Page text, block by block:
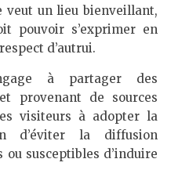
veut un lieu bienveillant,
pouvoir s’exprimer en
d’autrui.
à partager des
provenant de sources
visiteurs à adopter la
d’éviter la diffusion
susceptibles d’induire